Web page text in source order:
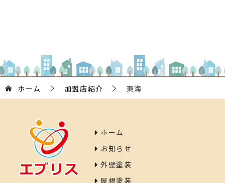
ホーム 加盟店紹介 東海
ホーム
お知らせ
外壁塗装
屋根塗装